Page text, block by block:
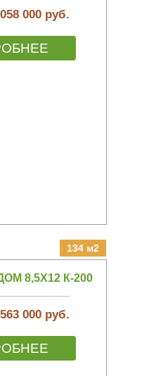
000 руб.
134 м2
8,5Х12 К-200
000 руб.